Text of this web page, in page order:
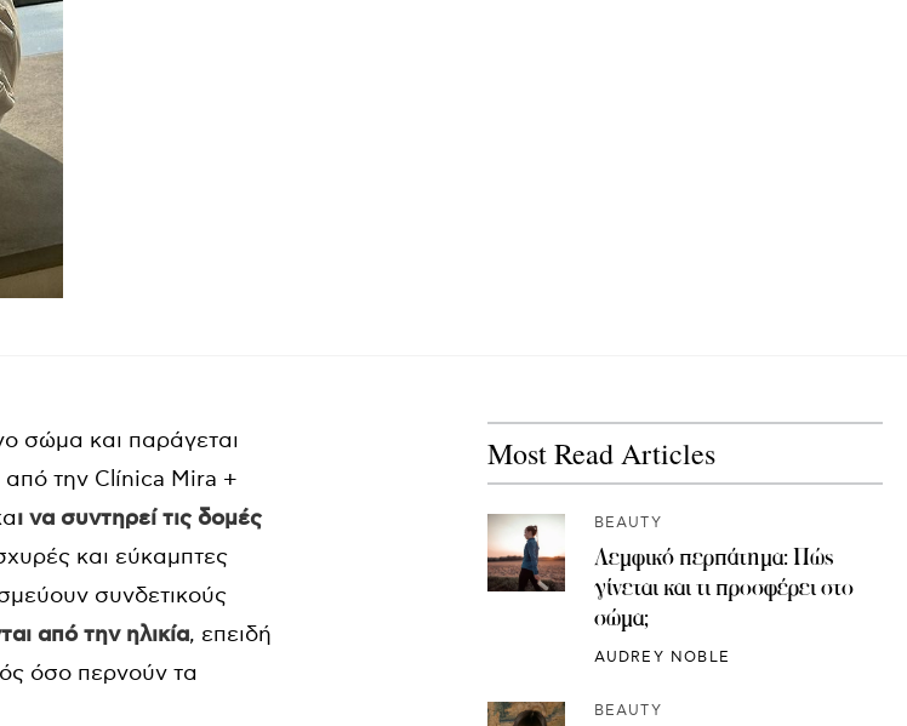
σώμα και παράγεται
από την Clínica Mira +
ι να συντηρεί τις δομές
και εύκαμπτες
συνδετικούς
από την ηλικία, επειδή
όσο περνούν τα
Most Read Articles
BEAUTY
Λεμφικό περπάτημα: Πώς
γίνεται και τι προσφέρει στο
σώμα;
AUDREY NOBLE
BEAUTY